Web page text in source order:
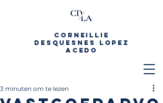
CORNEILLIE
DESQUESNES LOPEZ
ACEDO
3 minuten om te lezen